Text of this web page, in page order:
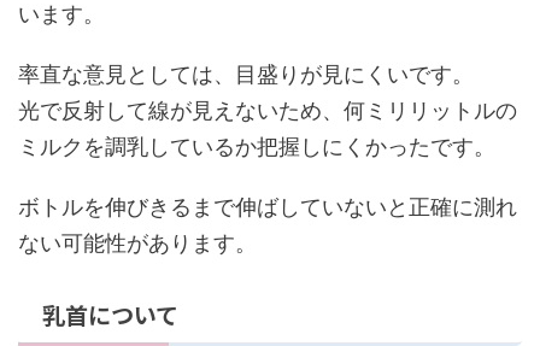
います。
率直な意見としては、目盛りが見にくいです。
光で反射して線が見えないため、何ミリリットルの
ミルクを調乳しているか把握しにくかったです。
ボトルを伸びきるまで伸ばしていないと正確に測れ
ない可能性があります。
乳首について